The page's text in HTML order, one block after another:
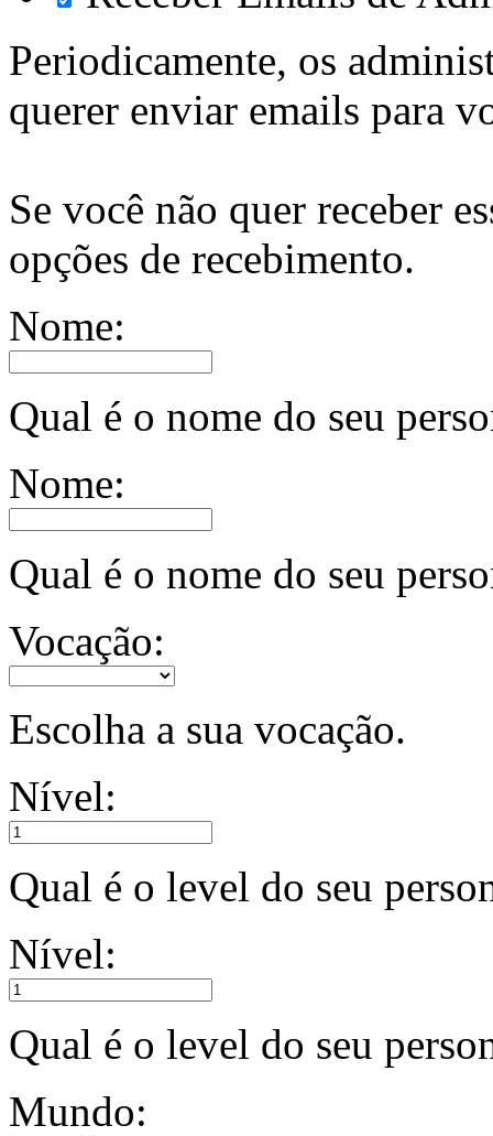
Periodicamente, os
querer enviar emails para
Se você não quer receber
opções de recebimento.
Nome:
Qual é o nome do seu
Nome:
Qual é o nome do seu
Vocação:
Escolha a sua vocação.
Nível:
Qual é o level do seu
Nível:
Qual é o level do seu
Mundo: